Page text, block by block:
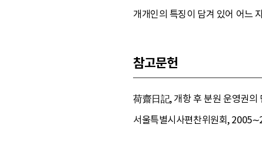
개개인의 특징이 담겨 있어 어느
참고문헌
荷齋日記, 개항 후 분원 운영권의
서울특별시사편찬위원회,